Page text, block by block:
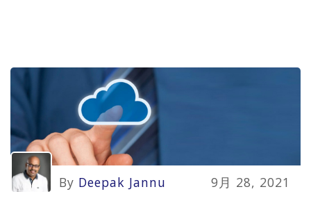
By Deepak Jannu 9月 28, 2021